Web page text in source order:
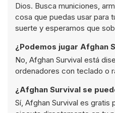
Dios. Busca municiones,
cosa que puedas usar para
suerte y esperamos que
¿Podemos jugar Afghan
No, Afghan Survival está
ordenadores con teclado o
¿Afghan Survival se
Sí, Afghan Survival es gratis